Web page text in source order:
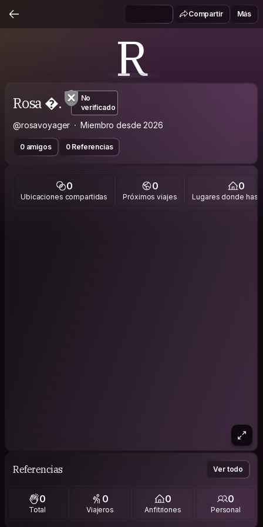
Compartir Más
R
Rosa �.
No
verificado
@rosavoyager Miembro desde 2026
0 amigos 0 Referencias
0
Ubicaciones compartidas
0
Próximos viajes
0
Lugares donde has
Referencias Ver todo
0
Total
0
Viajeros
0
Anfitriones
0
Personal